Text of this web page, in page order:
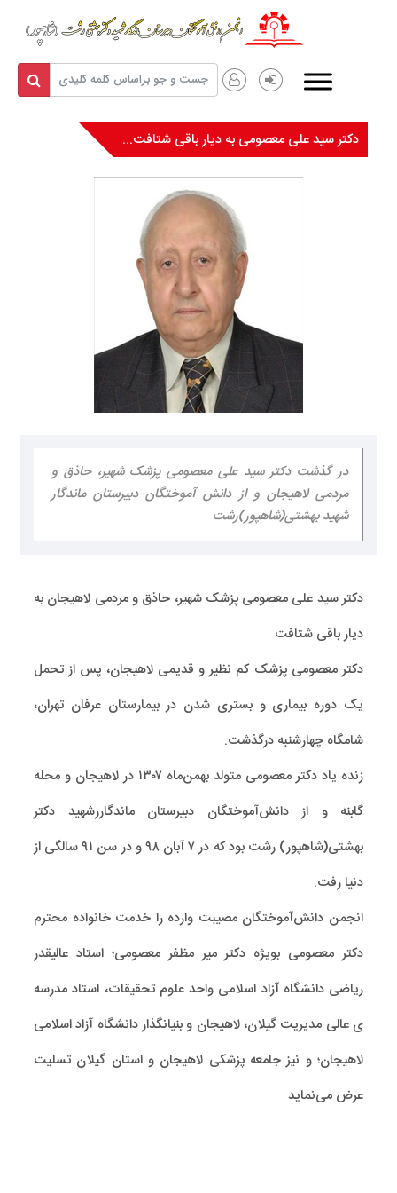
دكتر سید علی معصومی به دیار باقی شتافت...
در گذشت دكتر سید علی معصومی پزشک شهير، حاذق و
مردمی لاهیجان و از دانش آموختگان دبیرستان ماندگار
شهید بهشتی(شاهپور)رشت
دكتر سید علی معصومی پزشک شهير، حاذق و مردمی لاهیجان به
ديار باقی شتافت
دکتر معصومی پزشک کم نظیر و قدیمی لاهیجان، پس از تحمل
یک دوره بیماری و بستری شدن در بیمارستان عرفان تهران،
شامگاه چهارشنبه درگذشت.
زنده یاد دکتر معصومی متولد بهمن‌ماه ۱۳۰۷ در لاهیجان و محله
گابنه­ و از دانش‌آموختگان دبیرستان ماندگاررشهید دکتر
بهشتی(شاهپور) رشت بود که در ۷ آبان ۹۸ و در سن ۹۱ سالگی از
دنیا رفت.
انجمن دانش‌آموختگان مصیبت وارده را خدمت خانواده محترم
دکتر معصومی بویژه دکتر میر مظفر معصومی؛ استاد عالیقدر
ریاضی دانشگاه آزاد اسلامی واحد علوم تحقیقات، استاد مدرسه
ی عالی مدیریت گیلان، لاهیجان و بنیانگذار دانشگاه آزاد اسلامی
لاهیجان؛ و نیز جامعه پزشکی لاهیجان و استان گیلان تسلیت
عرض می‌نماید